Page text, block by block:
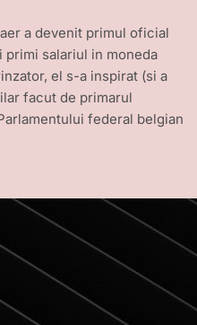
a devenit primul oficial
salariul in moneda
el s-a inspirat (si a
facut de primarul
federal belgian